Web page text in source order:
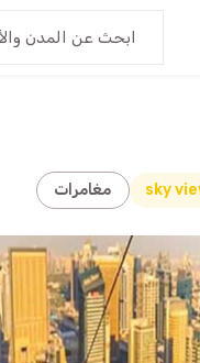
مغامرات